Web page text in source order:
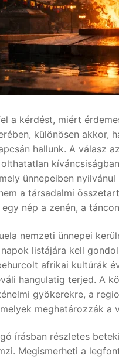
a kérdést, miért
különösen akkor,
hallunk. A válasz
ünnepeiben
a társadalmi
nép a zenén, a
nemzeti ünnepei
listájára kell
afrikai kultúrák
hangulatig terjed. A
gyökerekre, a
meghatározzák a
írásban részletes
Megismerheti a